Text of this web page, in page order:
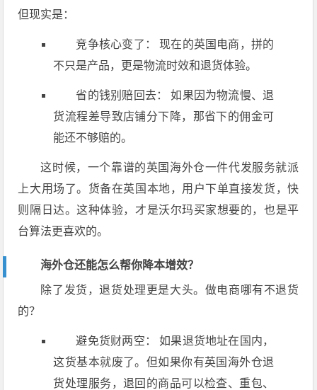
但现实是：
竞争核心变了： 现在的英国电商，拼的
不只是产品，更是物流时效和退货体验。
省的钱别赔回去： 如果因为物流慢、退
货流程差导致店铺分下降，那省下的佣金可
能还不够赔的。
这时候，一个靠谱的英国海外仓一件代发服务就派
上大用场了。货备在英国本地，用户下单直接发货，快
则隔日达。这种体验，才是沃尔玛买家想要的，也是平
台算法更喜欢的。
海外仓还能怎么帮你降本增效？
除了发货，退货处理更是大头。做电商哪有不退货
的？
避免货财两空： 如果退货地址在国内，
这货基本就废了。但如果你有英国海外仓退
货处理服务，退回的商品可以检查、重包、